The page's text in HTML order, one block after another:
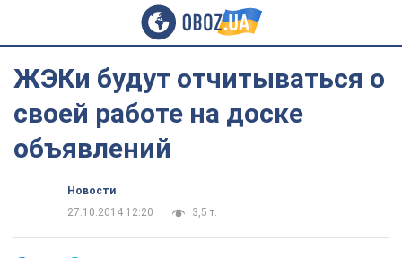
ЖЭКи будут отчитываться о
своей работе на доске
объявлений
Новости
27.10.2014 12:20
3,5 т.